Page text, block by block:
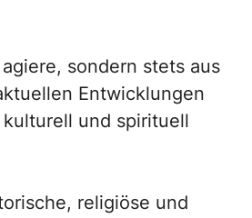
sondern stets aus
Entwicklungen
und spirituell
religiöse und